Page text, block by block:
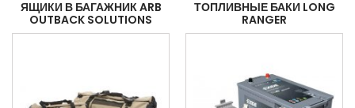
ЯЩИКИ В БАГАЖНИК ARB
OUTBACK SOLUTIONS
ТОПЛИВНЫЕ БАКИ LONG
RANGER